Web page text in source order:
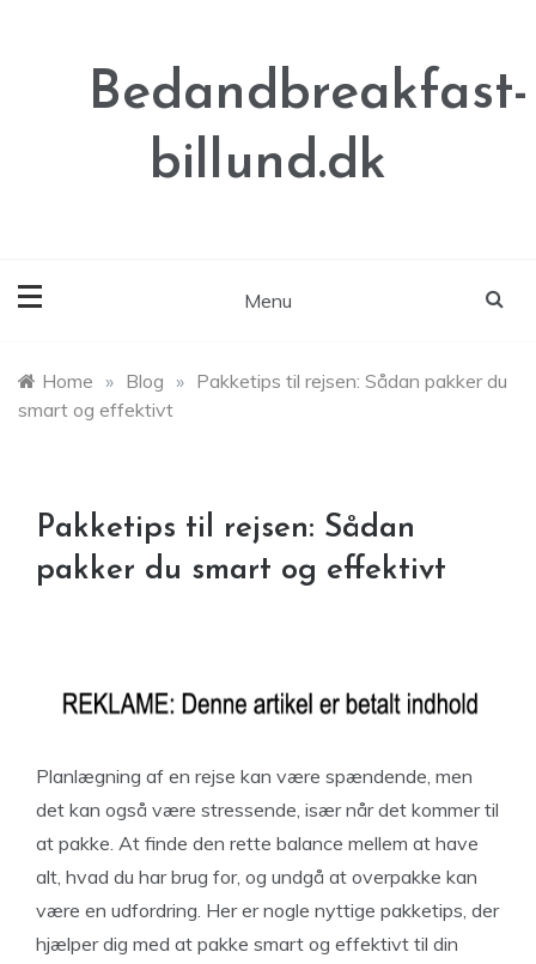
Bedandbreakfast-
billund.dk
Menu
Home » Blog » Pakketips til rejsen: Sådan pakker du
smart og effektivt
Pakketips til rejsen: Sådan
pakker du smart og effektivt
Planlægning af en rejse kan være spændende, men
det kan også være stressende, især når det kommer til
at pakke. At finde den rette balance mellem at have
alt, hvad du har brug for, og undgå at overpakke kan
være en udfordring. Her er nogle nyttige pakketips, der
hjælper dig med at pakke smart og effektivt til din